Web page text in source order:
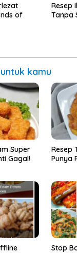
of
Resep
Tanpa
kamu
Super
Gagal!
Resep
Punya
Stop